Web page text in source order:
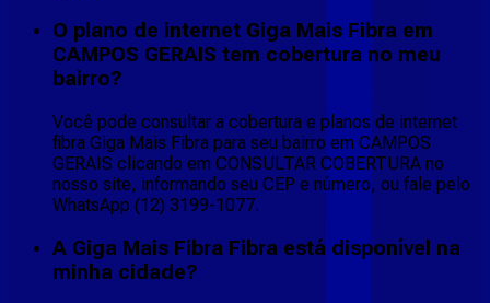
O plano de internet Giga Mais Fibra em
CAMPOS GERAIS tem cobertura no meu
bairro?
Você pode consultar a cobertura e planos de internet
fibra Giga Mais Fibra para seu bairro em CAMPOS
GERAIS clicando em CONSULTAR COBERTURA no
nosso site, informando seu CEP e número, ou fale pelo
WhatsApp (12) 3199-1077.
A Giga Mais Fibra Fibra está disponível na
minha cidade?